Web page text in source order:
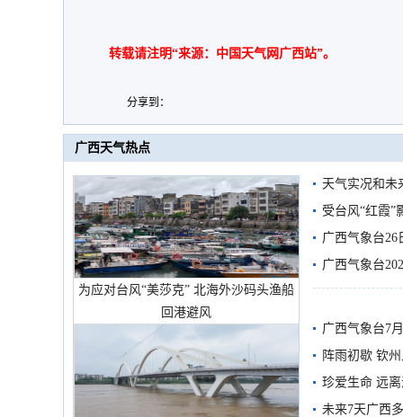
转载请注明“来源：中国天气网广西站”。
分享到：
广西天气热点
为应对台风“美莎克” 北海外沙码头渔船
回港避风
天气实况和未
受台风“红霞”
有较强降雨
广西气象台26
广西气象台
预警
广西气象台7
阵雨初歇 钦
珍爱生命 远
未来7天广西